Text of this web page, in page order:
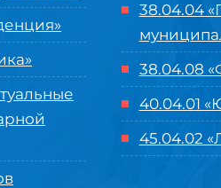
38.04.04
38.04.08
40.04.01
45.04.02